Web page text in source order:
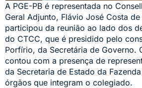
A PGE-PB é representada no
Geral Adjunto, Flávio José Costa
participou da reunião ao lado dos
do CTCC, que é presidido pelo
Porfírio, da Secretária de Governo.
contou com a presença de
da Secretaria de Estado da
órgãos que integram o colegiado.